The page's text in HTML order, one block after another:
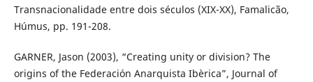
Transnacionalidade entre dois séculos (XIX-XX), Famalicão,
Húmus, pp. 191-208.
GARNER, Jason (2003), “Creating unity or division? The
origins of the Federación Anarquista Ibèrica”, Journal of